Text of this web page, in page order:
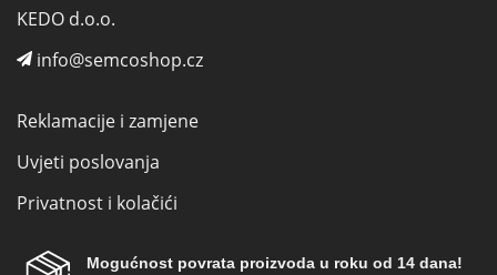
KEDO d.o.o.
info@semcoshop.cz
Reklamacije i zamjene
Uvjeti poslovanja
Privatnost i kolačići
Mogućnost povrata proizvoda u roku od 14 dana!